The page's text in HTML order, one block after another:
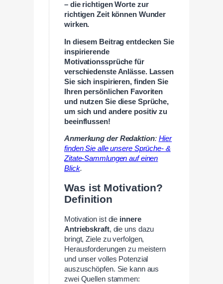
– die richtigen Worte zur
richtigen Zeit können Wunder
wirken.
In diesem Beitrag entdecken Sie
inspirierende
Motivationssprüche für
verschiedenste Anlässe. Lassen
Sie sich inspirieren, finden Sie
Ihren persönlichen Favoriten
und nutzen Sie diese Sprüche,
um sich und andere positiv zu
beeinflussen!
Anmerkung der Redaktion: Hier
finden Sie alle unsere Sprüche- &
Zitate-Sammlungen auf einen
Blick.
Was ist Motivation?
Definition
Motivation ist die innere
Antriebskraft, die uns dazu
bringt, Ziele zu verfolgen,
Herausforderungen zu meistern
und unser volles Potenzial
auszuschöpfen. Sie kann aus
zwei Quellen stammen: